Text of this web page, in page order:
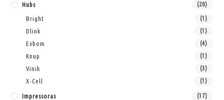
Hubs (20)
Bright (1)
Dlink (1)
Exbom (4)
Knup (1)
Vinik (3)
X-Cell (1)
Impressoras (17)